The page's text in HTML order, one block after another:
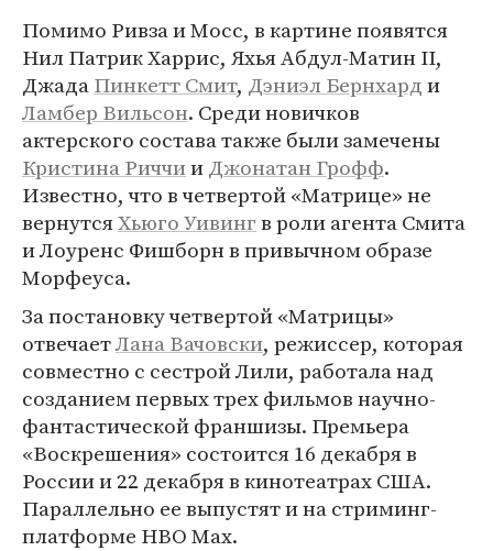
Помимо Ривза и Мосс, в картине появятся
Нил Патрик Харрис, Яхья Абдул-Матин II,
ДжадаПинкетт Смит, Дэниэл Бернхарди
Ламбер Вильсон. Среди новичков
актерского состава также были замечены
Кристина РиччииДжонатан Грофф.
Известно, что в четвертой «Матрице» не
вернутсяХьюго Уивингв роли агента Смита
и Лоуренс Фишборн в привычном образе
Морфеуса.
За постановку четвертой «Матрицы»
отвечаетЛана Вачовски, режиссер, которая
совместно с сестрой Лили, работала над
созданием первых трех фильмов научно-
фантастической франшизы. Премьера
«Воскрешения» состоится 16 декабря в
России и 22 декабря в кинотеатрах США.
Параллельно ее выпустят и на стриминг-
платформе HBO Max.